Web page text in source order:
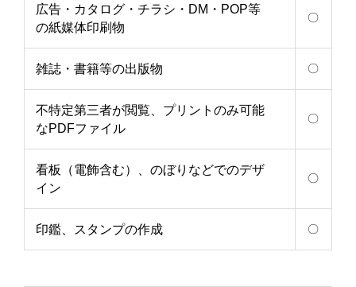
広告・カタログ・チラシ・DM・POP等
の紙媒体印刷物
〇
雑誌・書籍等の出版物 〇
不特定第三者が閲覧、プリントのみ可能
なPDFファイル
〇
看板（電飾含む）、のぼりなどでのデザ
イン
〇
印鑑、スタンプの作成 〇